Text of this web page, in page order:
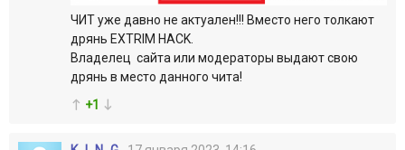
ЧИТ уже давно не актуален!!! Вместо него толкают
дрянь EXTRIM HACK.
Владелец сайта или модераторы выдают свою
дрянь в место данного чита!
+1